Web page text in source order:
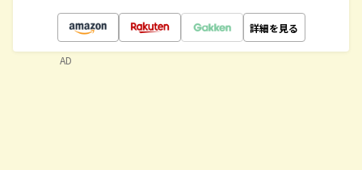
詳細を見る
AD